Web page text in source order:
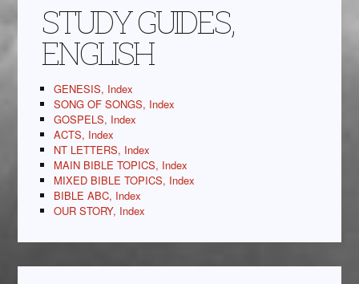
STUDY GUIDES,
ENGLISH
GENESIS, Index
SONG OF SONGS, Index
GOSPELS, Index
ACTS, Index
NT LETTERS, Index
MAIN BIBLE TOPICS, Index
MIXED BIBLE TOPICS, Index
BIBLE ABC, Index
OUR STORY, Index